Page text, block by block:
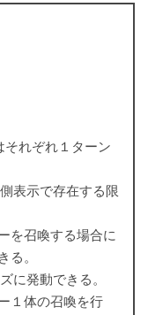
それぞれ１ターン
表示で存在する限
を召喚する場合に
る。
に発動できる。
１体の召喚を行